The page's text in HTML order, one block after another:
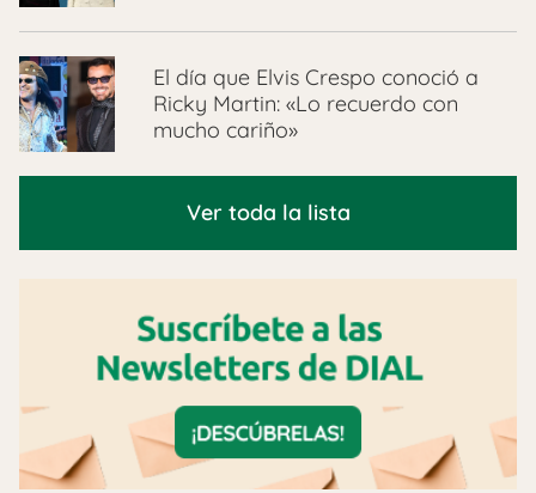
El día que Elvis Crespo conoció a
Ricky Martin: «Lo recuerdo con
mucho cariño»
Ver toda la lista